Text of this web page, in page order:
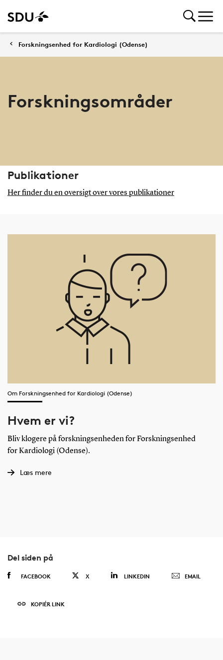
Forskningsenhed for Kardiologi (Odense)
Forskningsområder
Publikationer
Her finder du en oversigt over vores publikationer
Om Forskningsenhed for Kardiologi (Odense)
Hvem er vi?
Bliv klogere på forskningsenheden for Forskningsenhed
for Kardiologi (Odense).
Læs mere
Del siden på
FACEBOOK X LINKEDIN EMAIL
KOPIÉR LINK